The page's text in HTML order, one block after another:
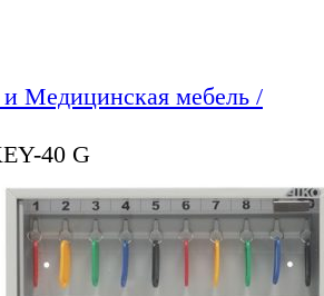
Медицинская мебель /
40 G